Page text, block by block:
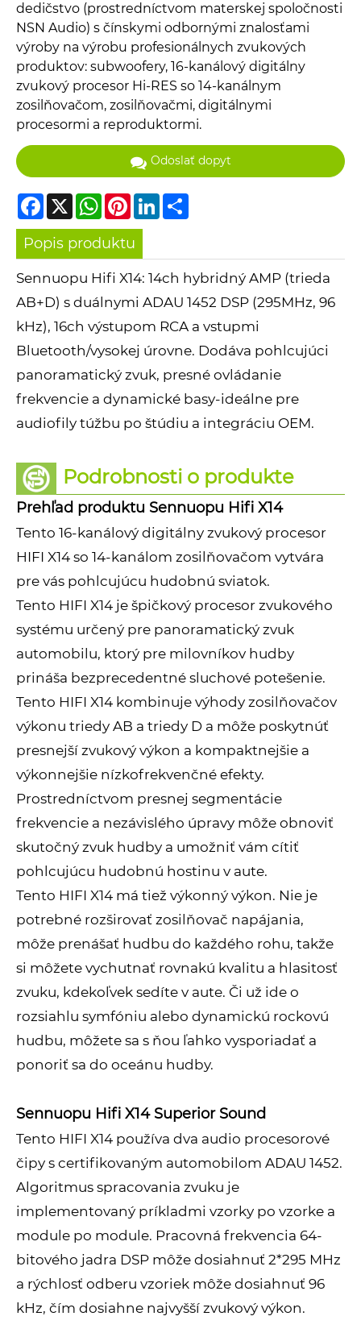
dedičstvo (prostredníctvom materskej spoločnosti
NSN Audio) s čínskymi odbornými znalosťami
výroby na výrobu profesionálnych zvukových
produktov: subwoofery, 16-kanálový digitálny
zvukový procesor Hi-RES so 14-kanálnym
zosilňovačom, zosilňovačmi, digitálnymi
procesormi a reproduktormi.
Odoslať dopyt
Facebook
X WhatsAppPinterestLinkedIn
Popis produktu
Sennuopu Hifi X14: 14ch hybridný AMP (trieda
AB+D) s duálnymi ADAU 1452 DSP (295MHz, 96
kHz), 16ch výstupom RCA a vstupmi
Bluetooth/vysokej úrovne. Dodáva pohlcujúci
panoramatický zvuk, presné ovládanie
frekvencie a dynamické basy-ideálne pre
audiofily túžbu po štúdiu a integráciu OEM.
Podrobnosti o produkte
Prehľad produktu Sennuopu Hifi X14
Tento 16-kanálový digitálny zvukový procesor
HIFI X14 so 14-kanálom zosilňovačom vytvára
pre vás pohlcujúcu hudobnú sviatok.
Tento HIFI X14 je špičkový procesor zvukového
systému určený pre panoramatický zvuk
automobilu, ktorý pre milovníkov hudby
prináša bezprecedentné sluchové potešenie.
Tento HIFI X14 kombinuje výhody zosilňovačov
výkonu triedy AB a triedy D a môže poskytnúť
presnejší zvukový výkon a kompaktnejšie a
výkonnejšie nízkofrekvenčné efekty.
Prostredníctvom presnej segmentácie
frekvencie a nezávislého úpravy môže obnoviť
skutočný zvuk hudby a umožniť vám cítiť
pohlcujúcu hudobnú hostinu v aute.
Tento HIFI X14 má tiež výkonný výkon. Nie je
potrebné rozširovať zosilňovač napájania,
môže prenášať hudbu do každého rohu, takže
si môžete vychutnať rovnakú kvalitu a hlasitosť
zvuku, kdekoľvek sedíte v aute. Či už ide o
rozsiahlu symfóniu alebo dynamickú rockovú
hudbu, môžete sa s ňou ľahko vysporiadať a
ponoriť sa do oceánu hudby.
Sennuopu Hifi X14 Superior Sound
Tento HIFI X14 používa dva audio procesorové
čipy s certifikovaným automobilom ADAU 1452.
Algoritmus spracovania zvuku je
implementovaný príkladmi vzorky po vzorke a
module po module. Pracovná frekvencia 64-
bitového jadra DSP môže dosiahnuť 2*295 MHz
a rýchlosť odberu vzoriek môže dosiahnuť 96
kHz, čím dosiahne najvyšší zvukový výkon.